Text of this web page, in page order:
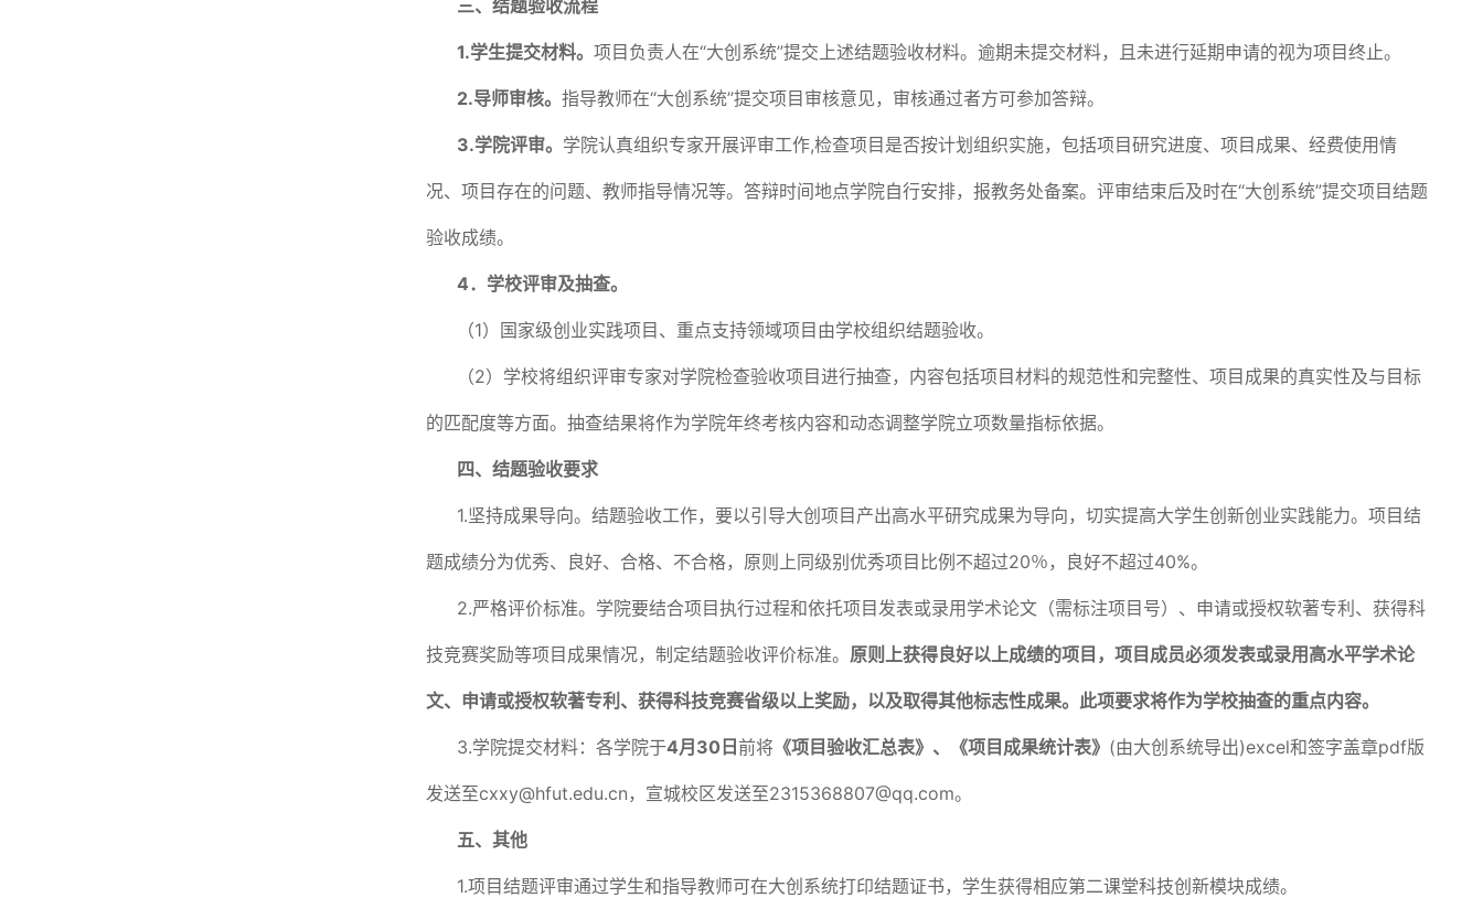
三、结题验收流程
1.学生提交材料。 项目负责人在“大创系统”提交上述结题验收材料。逾期未提交材料，且未进行延期申请的视为项目终止。
2.导师审核。 指导教师在“大创系统”提交项目审核意见，审核通过者方可参加答辩。
3.学院评审。 学院认真组织专家开展评审工作,检查项目是否按计划组织实施，包括项目研究进度、项目成果、经费使用情
况、项目存在的问题、教师指导情况等。答辩时间地点学院自行安排，报教务处备案。评审结束后及时在“大创系统”提交项目结题
验收成绩。
4．学校评审及抽查。
（1）国家级创业实践项目、重点支持领域项目由学校组织结题验收。
（2）学校将组织评审专家对学院检查验收项目进行抽查，内容包括项目材料的规范性和完整性、项目成果的真实性及与目标
的匹配度等方面。抽查结果将作为学院年终考核内容和动态调整学院立项数量指标依据。
四、结题验收要求
1.坚持成果导向。结题验收工作，要以引导大创项目产出高水平研究成果为导向，切实提高大学生创新创业实践能力。项目结
题成绩分为优秀、良好、合格、不合格，原则上同级别优秀项目比例不超过20％，良好不超过40%。
2.严格评价标准。学院要结合项目执行过程和依托项目发表或录用学术论文（需标注项目号）、申请或授权软著专利、获得科
技竞赛奖励等项目成果情况，制定结题验收评价标准。 原则上获得良好以上成绩的项目，项目成员必须发表或录用高水平学术论
文、申请或授权软著专利、获得科技竞赛省级以上奖励，以及取得其他标志性成果。此项要求将作为学校抽查的重点内容。
3.学院提交材料：各学院于4月30日 前将 《项目验收汇总表》、《项目成果统计表》 (由大创系统导出)excel和签字盖章pdf版
发送至cxxy@hfut.edu.cn，宣城校区发送至2315368807@qq.com。
五、其他
1.项目结题评审通过学生和指导教师可在大创系统打印结题证书，学生获得相应第二课堂科技创新模块成绩。